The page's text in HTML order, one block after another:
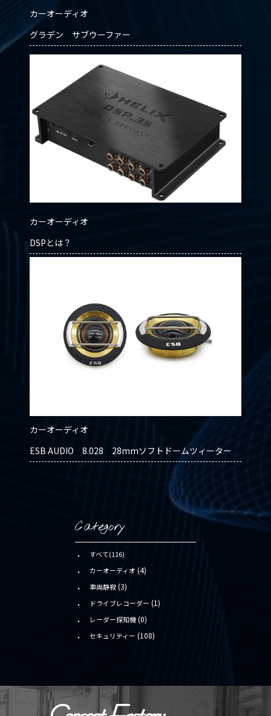
カーオーディオ
グラデン サブウーファー
カーオーディオ
DSPとは？
カーオーディオ
ESB AUDIO 8.028 28mmソフトドームツィーター
Category
すべて(116)
カーオーディオ (4)
車両静寂(3)
ドライブレコーダー (1)
レーダー探知機(0)
セキュリティー (108)